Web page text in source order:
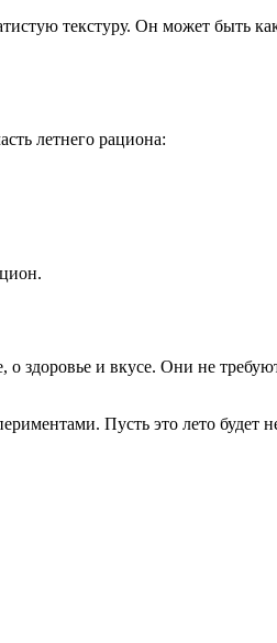
текстуру. Он может быть
летнего рациона:
здоровье и вкусе. Они не
Пусть это лето будет